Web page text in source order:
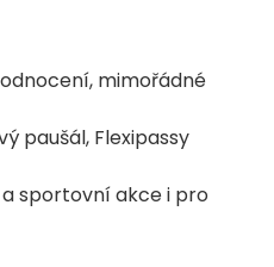
mimořádné
paušál, Flexipassy
sportovní akce i pro